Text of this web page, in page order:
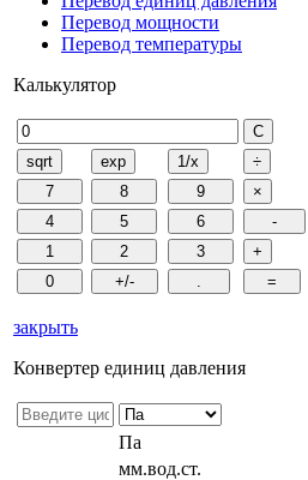
Перевод мощности
Перевод температуры
Калькулятор
закрыть
Конвертер единиц давления
Па
мм.вод.ст.